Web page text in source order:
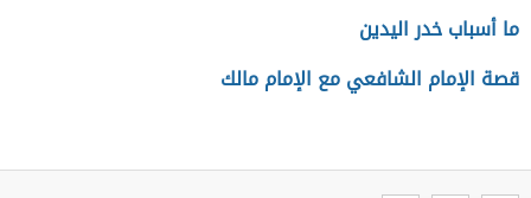
ما أسباب خدر اليدين
قصة الإمام الشافعي مع الإمام مالك